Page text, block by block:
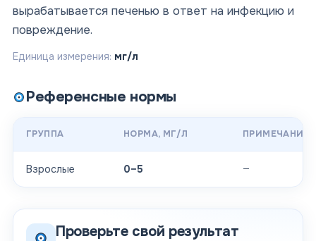
вырабатывается печенью в ответ на инфекцию и
повреждение.
Единица измерения: мг/л
Референсные нормы
ГРУППА НОРМА, МГ/Л ПРИМЕЧАНИЕ
Взрослые 0–5 —
Проверьте свой результат